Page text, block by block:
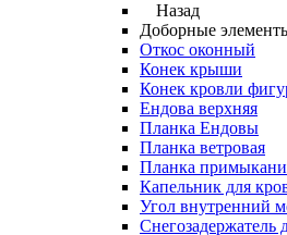
Назад
Доборные
Откос оконный
Конек крыши
Конек кровли
Ендова верхняя
Планка Ендовы
Планка ветровая
Планка
Капельник для
Угол внутренний
Снегозадержатель